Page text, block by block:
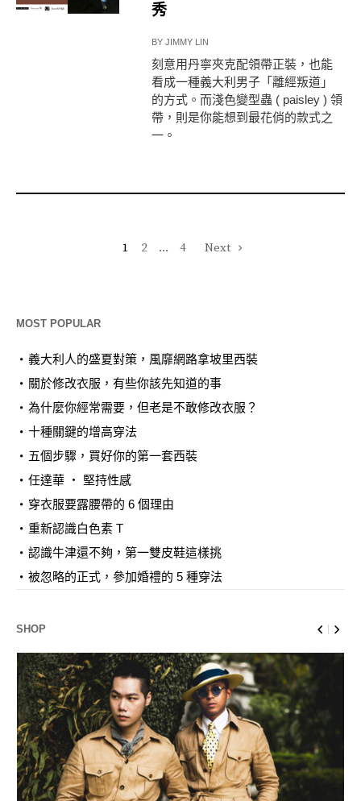
秀
BYJIMMY LIN
刻意用丹寧夾克配領帶正裝，也能
看成一種義大利男子「離經叛道」
的方式。而淺色變型蟲 ( paisley ) 領
帶，則是你能想到最花俏的款式之
一。
1 2 ... 4 Next
MOST POPULAR
義大利人的盛夏對策，風靡網路拿坡里西裝
關於修改衣服，有些你該先知道的事
為什麼你經常需要，但老是不敢修改衣服？
十種關鍵的增高穿法
五個步驟，買好你的第一套西裝
任達華 ‧ 堅持性感
穿衣服要露腰帶的 6 個理由
重新認識白色素 T
認識牛津還不夠，第一雙皮鞋這樣挑
被忽略的正式，參加婚禮的 5 種穿法
SHOP